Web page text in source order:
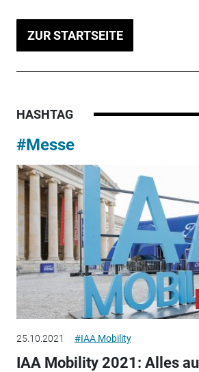
ZUR STARTSEITE
HASHTAG
#Messe
25.10.2021 #IAA Mobility
IAA Mobility 2021: Alles